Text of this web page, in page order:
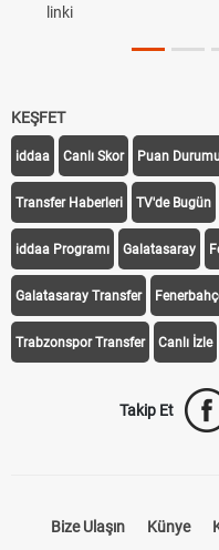
linki
KEŞFET
iddaa Canlı Skor Puan
Transfer Haberleri TV'de Bugün
iddaa Programı Galatasaray
Galatasaray Transfer
Trabzonspor Transfer Canlı İzle
Takip Et
Bize Ulaşın Künye